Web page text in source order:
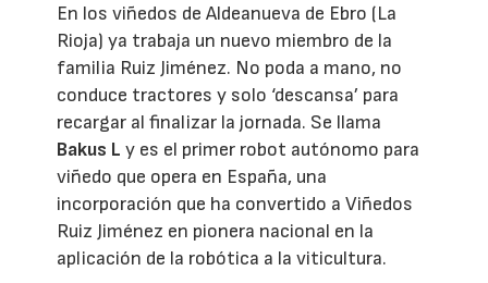
En los viñedos de Aldeanueva de Ebro (La
Rioja) ya trabaja un nuevo miembro de la
familia Ruiz Jiménez. No poda a mano, no
conduce tractores y solo ‘descansa’ para
recargar al finalizar la jornada. Se llama
Bakus L y es el primer robot autónomo para
viñedo que opera en España, una
incorporación que ha convertido a Viñedos
Ruiz Jiménez en pionera nacional en la
aplicación de la robótica a la viticultura.